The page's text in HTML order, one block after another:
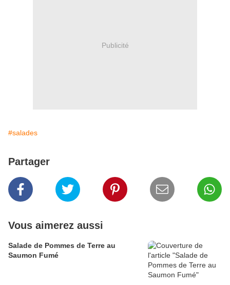
Publicité
#salades
Partager
Vous aimerez aussi
Salade de Pommes de Terre au
Saumon Fumé